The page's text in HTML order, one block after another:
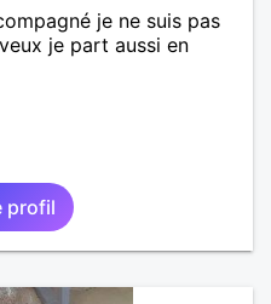
je ne suis pas
je part aussi en
profil